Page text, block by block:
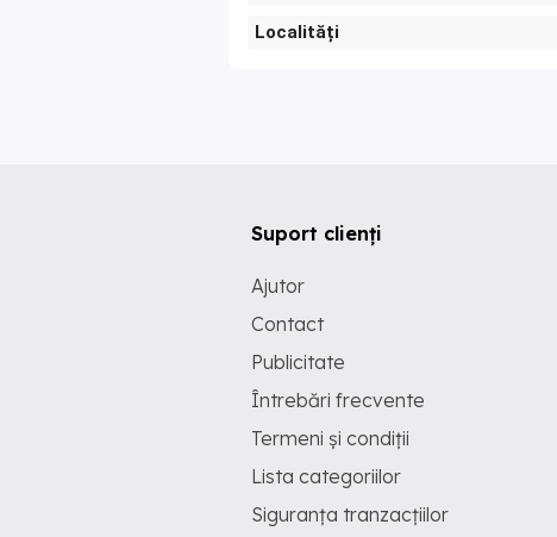
Localități
Suport clienți
Ajutor
Contact
Publicitate
Întrebări frecvente
Termeni și condiții
Lista categoriilor
Siguranța tranzacțiilor